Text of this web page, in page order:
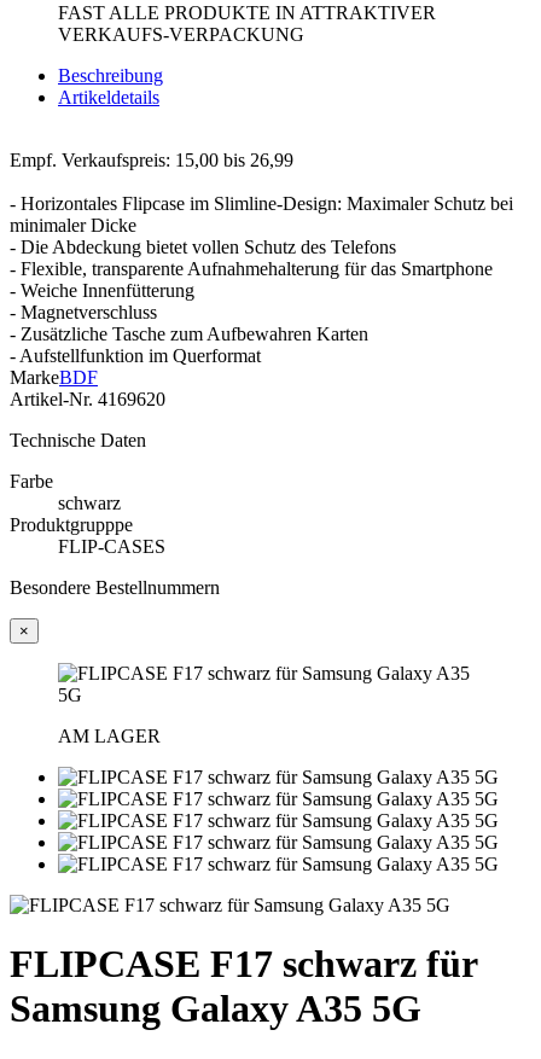
FAST ALLE PRODUKTE IN ATTRAKTIVER
VERKAUFS-VERPACKUNG
Beschreibung
Artikeldetails
Empf. Verkaufspreis: 15,00 bis 26,99
- Horizontales Flipcase im Slimline-Design: Maximaler Schutz bei
minimaler Dicke
- Die Abdeckung bietet vollen Schutz des Telefons
- Flexible, transparente Aufnahmehalterung für das Smartphone
- Weiche Innenfütterung
- Magnetverschluss
- Zusätzliche Tasche zum Aufbewahren Karten
- Aufstellfunktion im Querformat
MarkeBDF
Artikel-Nr. 4169620
Technische Daten
Farbe
schwarz
Produktgrupppe
FLIP-CASES
Besondere Bestellnummern
×
AM LAGER
FLIPCASE F17 schwarz für
Samsung Galaxy A35 5G